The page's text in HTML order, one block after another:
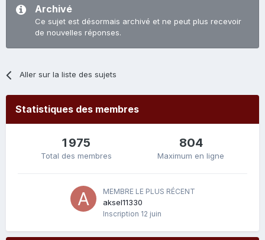
Archivé
Ce sujet est désormais archivé et ne peut plus recevoir
de nouvelles réponses.
Aller sur la liste des sujets
Statistiques des membres
1 975
Total des membres
804
Maximum en ligne
MEMBRE LE PLUS RÉCENT
aksel11330
Inscription 12 juin